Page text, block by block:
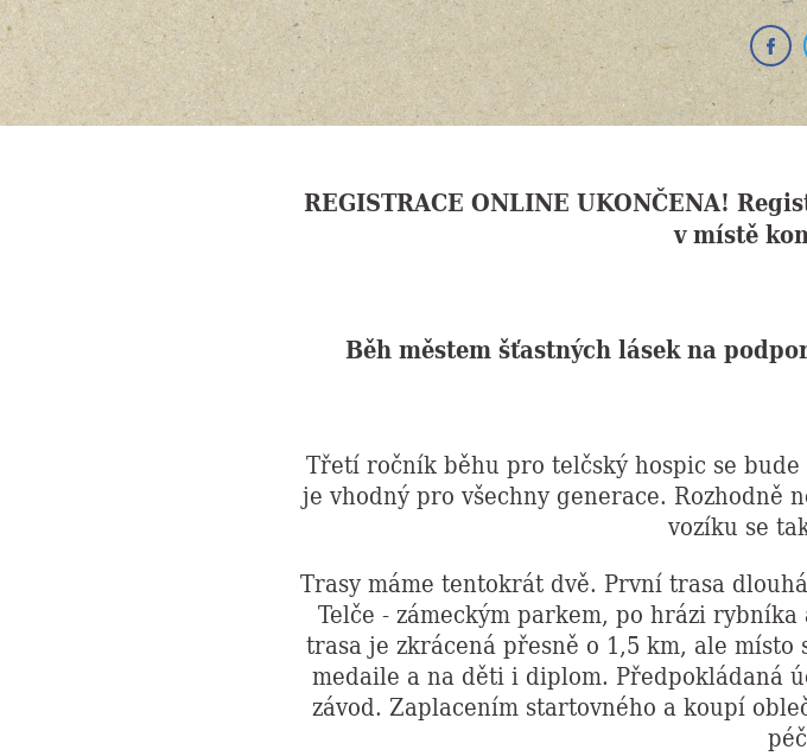
REGISTRACE ONLINE UKONČENA!
v místě
Běh městem šťastných lásek na
Třetí ročník běhu pro telčský hospic se
je vhodný pro všechny generace.
vozíku se
Trasy máme tentokrát dvě. První trasa
Telče - zámeckým parkem, po hrázi
trasa je zkrácená přesně o 1,5 km, ale
medaile a na děti i diplom. Předpokládaná
závod. Zaplacením startovného a koupí